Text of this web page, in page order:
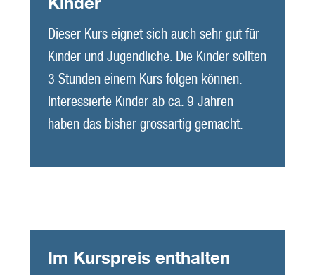
Dieser Kurs eignet sich auch sehr gut für
Kinder und Jugendliche. Die Kinder sollten
3 Stunden einem Kurs folgen können.
Interessierte Kinder ab ca. 9 Jahren
haben das bisher grossartig gemacht.
Im Kurspreis enthalten